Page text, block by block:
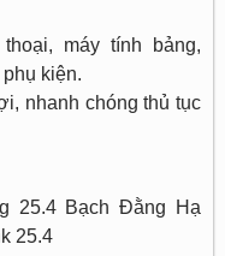
máy tính bảng,
kiện.
nhanh chóng thủ tục
25.4 Bạch Đằng Hạ
25.4